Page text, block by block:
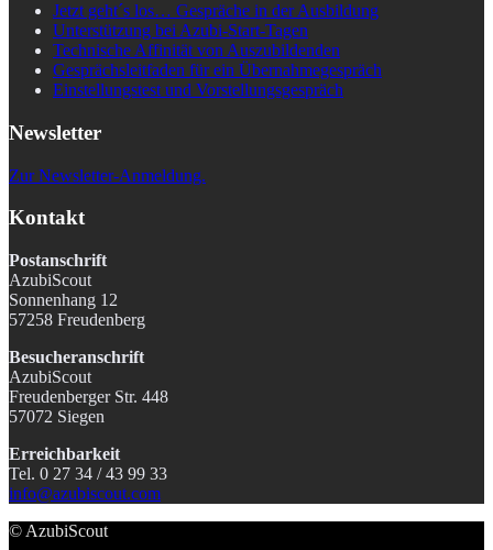
Jetzt geht´s los… Gespräche in der Ausbildung
Unterstützung bei Azubi-Start-Tagen
Technische Affinität von Auszubildenden
Gesprächsleitfaden für ein Übernahmegespräch
Einstellungstest und Vorstellungsgespräch
Newsletter
Zur Newsletter-Anmeldung.
Kontakt
Postanschrift
AzubiScout
Sonnenhang 12
57258 Freudenberg
Besucheranschrift
AzubiScout
Freudenberger Str. 448
57072 Siegen
Erreichbarkeit
Tel. 0 27 34 / 43 99 33
info@azubiscout.com
© AzubiScout